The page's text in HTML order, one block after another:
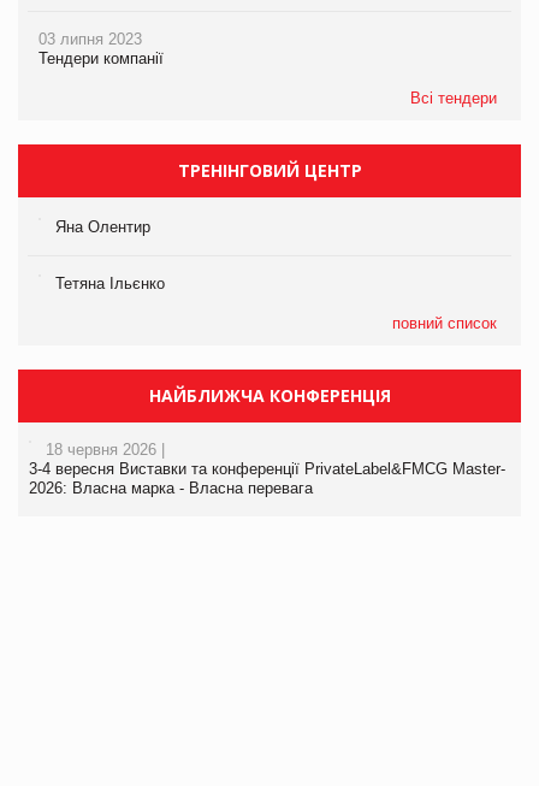
03 липня 2023
Тендери компанії
Всі тендери
ТРЕНІНГОВИЙ ЦЕНТР
Яна Олентир
Тетяна Ільєнко
повний список
НАЙБЛИЖЧА КОНФЕРЕНЦІЯ
18 червня 2026 |
3-4 вересня Виставки та конференції PrivateLabel&FMCG Master-
2026: Власна марка - Власна перевага